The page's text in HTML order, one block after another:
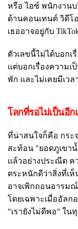
หรือ ไอซ์ พนักงาน
ด้านคอนเทนต์ วิดีโ
เธออาจอยู่กับ
ตัวเลขนี้ไม่ได้บอกเ
แต่บอกเรื่องความ
พัก และไม่เคยมีเวล
โลกที่รอไม่เป็นอีก
ที่น่าสนใจก็คือ กระ
สะท้อน "ยอดภูเขา
แล้วอย่างประณีต
ตระหนักดีว่าสิ่งที่เ
อาจเพิกถอนอารม
โดยเฉพาะเมื่ออัล
"เรายังไม่ดีพอ" ใน